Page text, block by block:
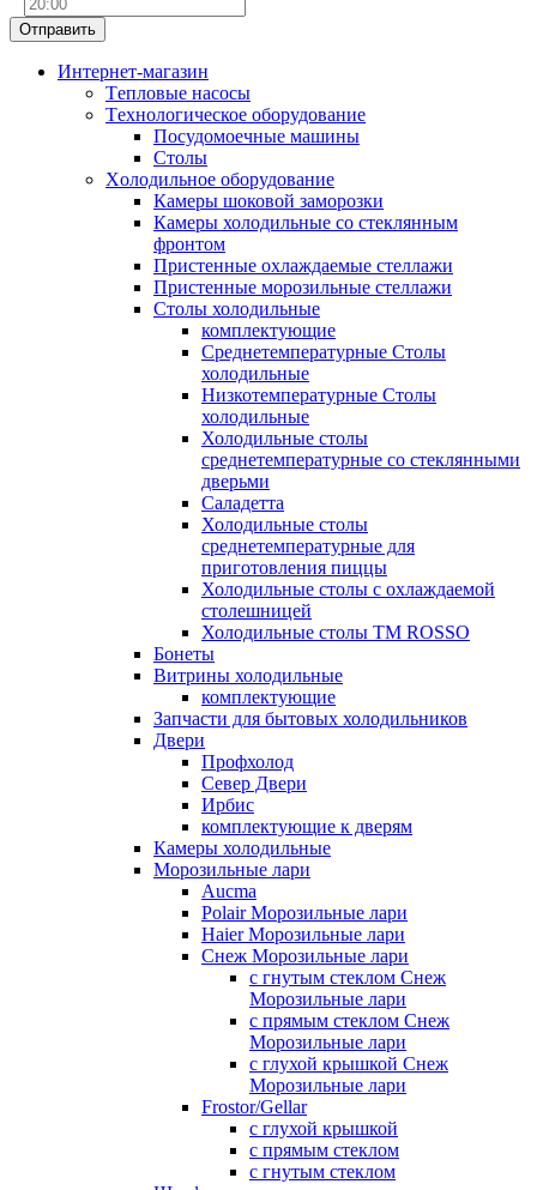
Интернет-магазин
Tепловые насосы
Tехнологическое оборудование
Посудомоечные машины
Столы
Xолодильное оборудование
Камеры шоковой заморозки
Камеры холодильные со стеклянным
фронтом
Пристенные охлаждаемые стеллажи
Пристенные морозильные стеллажи
Столы холодильные
комплектующие
Среднетемпературные Столы
холодильные
Низкотемпературные Столы
холодильные
Холодильные столы
среднетемпературные со стеклянными
дверьми
Саладетта
Холодильные столы
среднетемпературные для
приготовления пиццы
Холодильные столы с охлаждаемой
столешницей
Холодильные столы ТМ ROSSO
Бонеты
Витрины холодильные
комплектующие
Запчасти для бытовых холодильников
Двери
Профхолод
Север Двери
Ирбис
комплектующие к дверям
Камеры холодильные
Морозильные лари
Aucma
Polair Морозильные лари
Haier Морозильные лари
Снеж Морозильные лари
с гнутым стеклом Снеж
Морозильные лари
с прямым стеклом Снеж
Морозильные лари
с глухой крышкой Снеж
Морозильные лари
Frostor/Gellar
с глухой крышкой
с прямым стеклом
с гнутым стеклом